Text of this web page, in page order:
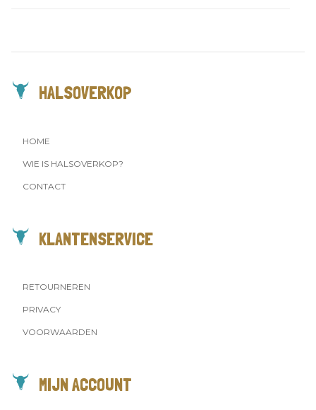
HALSOVERKOP
HOME
WIE IS HALSOVERKOP?
CONTACT
KLANTENSERVICE
RETOURNEREN
PRIVACY
VOORWAARDEN
MIJN ACCOUNT